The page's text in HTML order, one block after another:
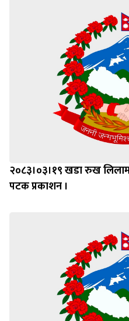
२०८३।०३।१९ खडा रुख लिलाम
पटक प्रकाशन ।